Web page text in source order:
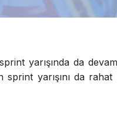
sprint yarışında da
yarışını da